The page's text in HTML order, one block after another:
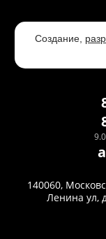
Создание,
140060,
Ленина ул,